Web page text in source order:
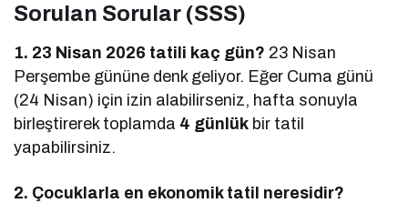
Sorulan Sorular (SSS)
1. 23 Nisan 2026 tatili kaç gün? 23 Nisan
Perşembe gününe denk geliyor. Eğer Cuma günü
(24 Nisan) için izin alabilirseniz, hafta sonuyla
birleştirerek toplamda 4 günlük bir tatil
yapabilirsiniz.
2. Çocuklarla en ekonomik tatil neresidir?